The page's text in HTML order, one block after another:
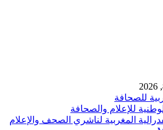
للصحافة
للإعلام والصحافة
المغربية لناشري الصحف والإعلام